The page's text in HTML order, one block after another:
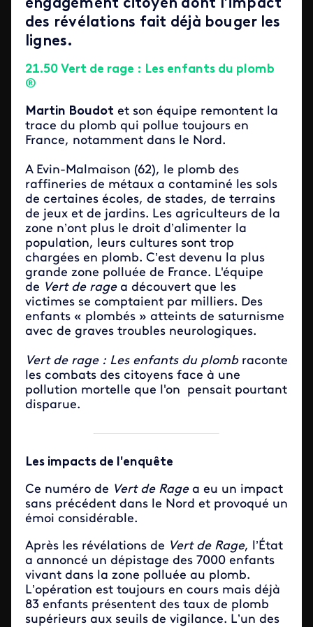
engagement citoyen dont l’impact
des révélations fait déjà bouger les
lignes.
21.50 Vert de rage : Les enfants du plomb
®
Martin Boudot et son équipe remontent la
trace du plomb qui pollue toujours en
France, notamment dans le Nord.
A Evin-Malmaison (62), le plomb des
raffineries de métaux a contaminé les sols
de certaines écoles, de stades, de terrains
de jeux et de jardins. Les agriculteurs de la
zone n’ont plus le droit d’alimenter la
population, leurs cultures sont trop
chargées en plomb. C’est devenu la plus
grande zone polluée de France. L'équipe
de Vert de ragea découvert que les
victimes se comptaient par milliers. Des
enfants « plombés » atteints de saturnisme
avec de graves troubles neurologiques.
Vert de rage : Les enfants du plombraconte
les combats des citoyens face à une
pollution mortelle que l'on pensait pourtant
disparue.
Les impacts de l'enquête
Ce numéro de Vert de Ragea eu un impact
sans précédent dans le Nord et provoqué un
émoi considérable.
Après les révélations de Vert de Rage, l’État
a annoncé un dépistage des 7000 enfants
vivant dans la zone polluée au plomb.
L’opération est toujours en cours mais déjà
83 enfants présentent des taux de plomb
supérieurs aux seuils de vigilance. L’un des